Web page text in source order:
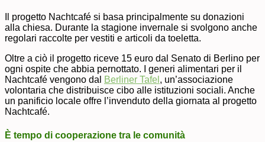
Il progetto Nachtcafé si basa principalmente su donazioni
alla chiesa. Durante la stagione invernale si svolgono anche
regolari raccolte per vestiti e articoli da toeletta.
Oltre a ciò il progetto riceve 15 euro dal Senato di Berlino per
ogni ospite che abbia pernottato. I generi alimentari per il
Nachtcafé vengono dal
Berliner Tafel , un’associazione
volontaria che distribuisce cibo alle istituzioni sociali. Anche
un panificio locale offre l’invenduto della giornata al progetto
Nachtcafé.
È tempo di cooperazione tra le comunità